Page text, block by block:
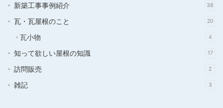
新築工事事例紹介 38
瓦・瓦屋根のこと 20
瓦小物 4
知って欲しい屋根の知識 17
訪問販売 2
雑記 3